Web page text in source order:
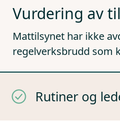
Vurdering av
Mattilsynet har ikke
regelverksbrudd som
Rutiner og